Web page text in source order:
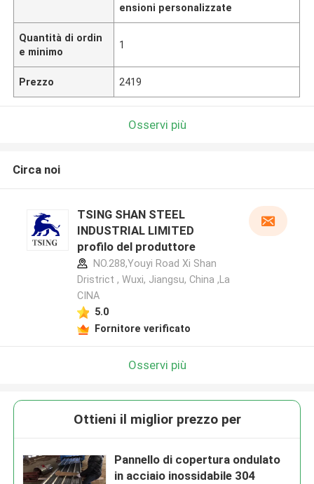
ensioni personalizzate
Quantità di ordin
e minimo
1
Prezzo 2419
Osservi più
Circa noi
TSING SHAN STEEL
INDUSTRIAL LIMITED
profilo del produttore
NO.288,Youyi Road Xi Shan
Dristrict , Wuxi, Jiangsu, China ,La
CINA
5.0
Fornitore verificato
Osservi più
Ottieni il miglior prezzo per
Pannello di copertura ondulato
in acciaio inossidabile 304